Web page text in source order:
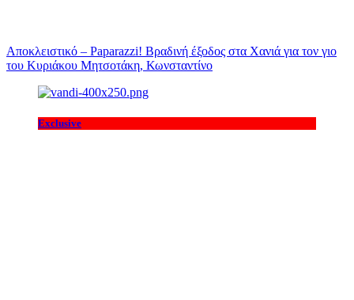
Αποκλειστικό – Paparazzi! Βραδινή έξοδος στα Χανιά για τον γιο
του Κυριάκου Μητσοτάκη, Κωνσταντίνο
Exclusive